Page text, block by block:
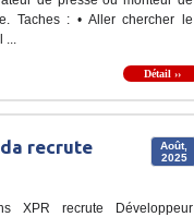
Taches : • Aller chercher le
Détail ››
Août,
2025
recrute
XPR recrute Développeur